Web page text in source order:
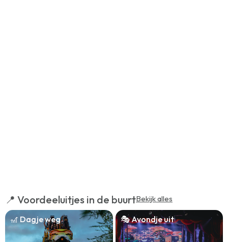
📍 Voordeeluitjes in de buurtBekijk alles
🎢 Dagje weg 🎭 Avondje uit